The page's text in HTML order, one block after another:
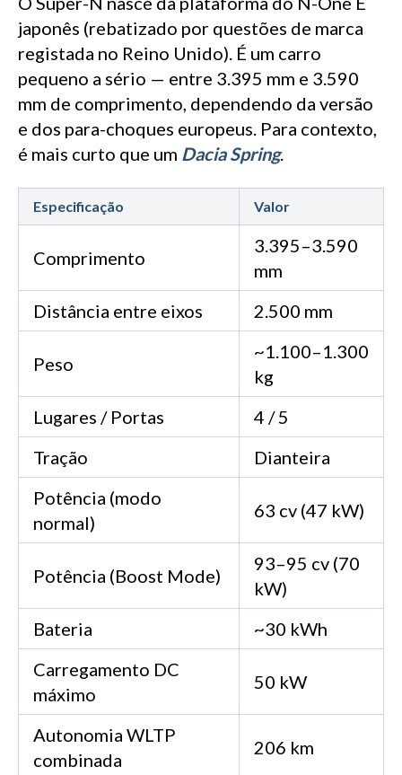
japonês (rebatizado por questões de marca
registada no Reino Unido). É um carro
pequeno a sério — entre 3.395 mm e 3.590
mm de comprimento, dependendo da versão
e dos para-choques europeus. Para contexto,
é mais curto que um Dacia Spring.
Especificação Valor
Comprimento
3.395–3.590
mm
Distância entre eixos
2.500 mm
Peso
~1.100–1.300
kg
Lugares / Portas
4 / 5
Tração
Dianteira
Potência (modo
normal)
63 cv (47 kW)
Potência (Boost Mode)
93–95 cv (70
kW)
Bateria
~30 kWh
Carregamento DC
máximo
50 kW
Autonomia WLTP
combinada
206 km